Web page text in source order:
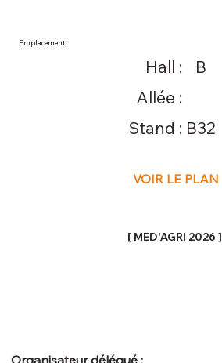
Hall :
Allée :
Stand :
B
B32
VOIR LE PLAN
Emplacement
[ MED'AGRI 2026 ]